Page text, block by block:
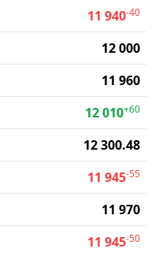
11 940-40
12 000
11 960
12 010+60
12 300.48
11 945-55
11 970
11 945-50